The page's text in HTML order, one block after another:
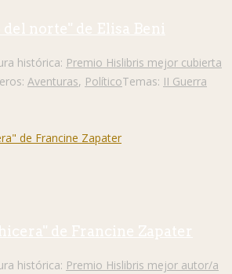
norte" de Elisa Beni
histórica: Premio Hislibris mejor cubierta
Aventuras, PolíticoTemas: II Guerra
de Francine Zapater
histórica: Premio Hislibris mejor autor/a